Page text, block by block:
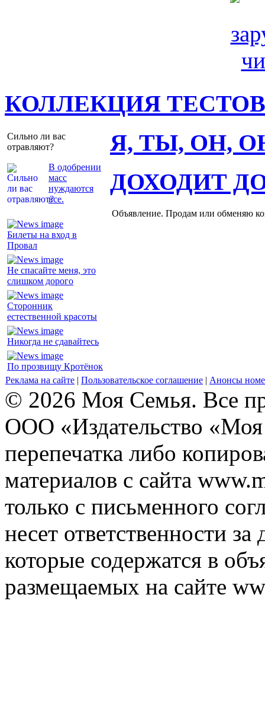
КОЛЛЕКЦИЯ ТЕСТОВ
Сильно ли вас
отравляют?
В одобрении
масс
нуждаются
все.
Я, ТЫ, ОН,
Билеты на вход в
Провал
Не спасайте меня, это
слишком дорого
Сторонник
естественной красоты
Никогда не сдавайтесь
По прозвищу Кротёнок
ДОХОДИТ
Объявление. Продам или обменяю
Реклама на сайте | Пользовательское соглашение | Анонсы
© 2026 Моя Семья. Все
ООО «Издательство
перепечатка либо
материалов с сайта
только с письменного
несет ответственности
которые содержатся в
размещаемых на сайте